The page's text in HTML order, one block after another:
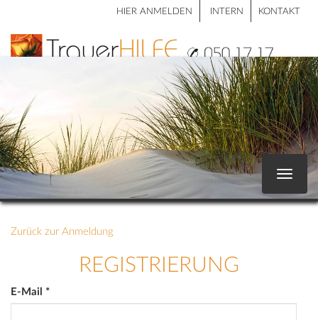
HIER ANMELDEN INTERN KONTAKT
Toggle
Zurück zur Anmeldung
REGISTRIERUNG
E-Mail *